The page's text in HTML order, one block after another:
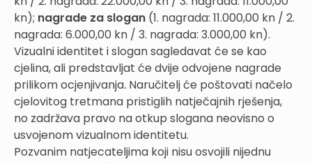
kn); nagrade za slogan (1. nagrada: 11.000,00 kn / 2.
nagrada: 6.000,00 kn / 3. nagrada: 3.000,00 kn).
Vizualni identitet i slogan sagledavat će se kao
cjelina, ali predstavljat će dvije odvojene nagrade
prilikom ocjenjivanja. Naručitelj će poštovati načelo
cjelovitog tretmana pristiglih natječajnih rješenja,
no zadržava pravo na otkup slogana neovisno o
usvojenom vizualnom identitetu.
Pozvanim natjecateljima koji nisu osvojili nijednu